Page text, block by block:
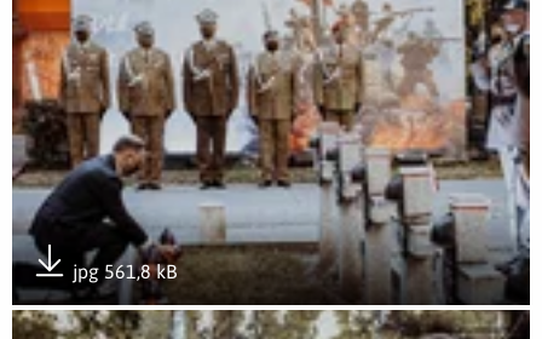
jpg 561,8 kB
Pobierz załącznik
Otwórz załącznik Apel Pamięci przy Pomniku Bohaterów